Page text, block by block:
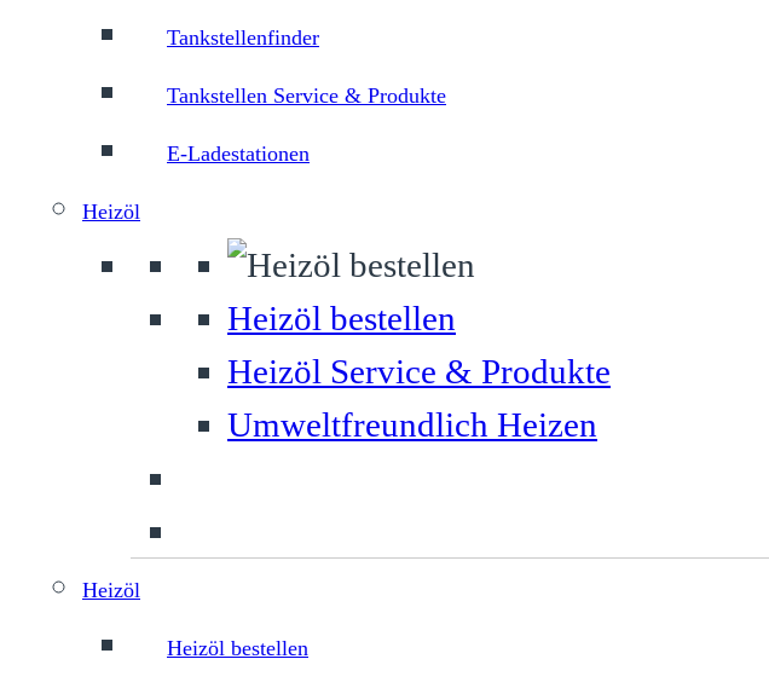
Tankstellenfinder
Tankstellen Service & Produkte
E-Ladestationen
Heizöl
Heizöl bestellen
Heizöl Service & Produkte
Umweltfreundlich Heizen
Heizöl
Heizöl bestellen